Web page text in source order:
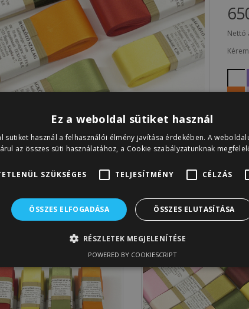
Vélemények (0)
a szivárvány majd minden színében.
Nettó
termékek
Ez a weboldal sütiket használ
sütiket használ a felhasználói élmény javítása érdekében. A
az összes süti használatához, a Cookie szabályzatunknak
SZÜKSÉGES TELJESÍTMÉNY CÉLZÁS
ÖSSZES ELFOGADÁSA ÖSSZES ELUTASÍTÁSA
RÉSZLETEK MEGJELENÍTÉSE
POWERED BY COOKIESCRIPT